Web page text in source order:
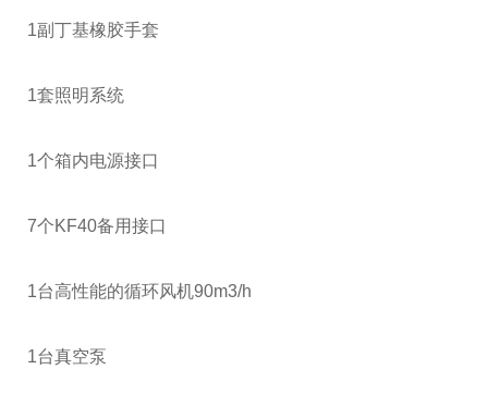
1副丁基橡胶手套
1套照明系统
1个箱内电源接口
7个KF40备用接口
1台高性能的循环风机90m3/h
1台真空泵